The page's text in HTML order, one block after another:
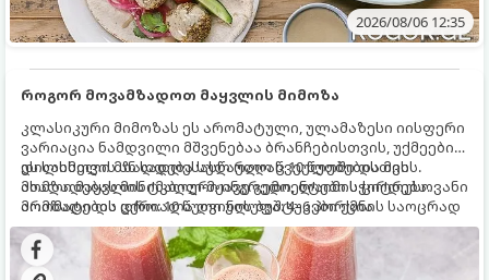
2026/08/06 12:35
როგორ მოვამზადოთ მაყვლის მიმოზა
კლასიკური მიმოზას ეს არომატული, ულამაზესი იისფერი
ვარიაცია ნამდვილი მშვენებაა ბრანჩებისთვის, უქმეების
დილისთვის ან სადღესასწაულო წვეულებებისთვის.
ახალი მაყვლის ტკბილ-მჟავე გემო, ლაიმის ციტრუსოვანი
არომატი და ცქრიალა ღვინის ბუშტუკები ქმნის საოცრად
დახვეწილ და მაგრილებელ კოქტეილს.
ეს სასმელი მზადდება სულ რაღაც 10 წუთში და მის
მომზადებას მინიმალური ინგრედიენტები სჭირდება.
მომზადების დრო: 10 წუთი ულუფა: 4–6 პორცია